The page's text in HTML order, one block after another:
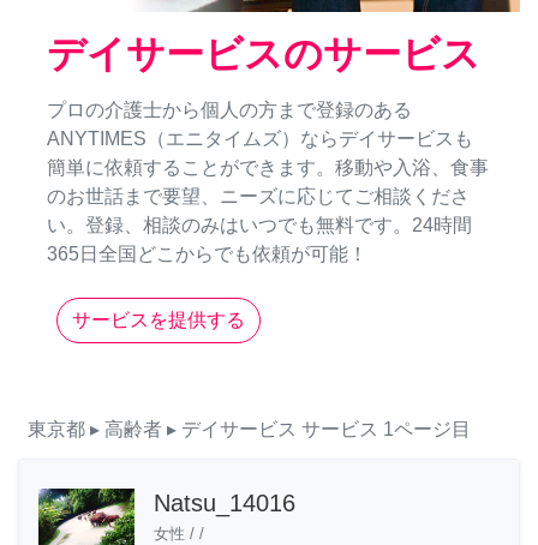
デイサービスのサービス
プロの介護士から個人の方まで登録のある
ANYTIMES（エニタイムズ）ならデイサービスも
簡単に依頼することができます。移動や入浴、食事
のお世話まで要望、ニーズに応じてご相談くださ
い。登録、相談のみはいつでも無料です。24時間
365日全国どこからでも依頼が可能！
サービスを提供する
東京都 ▸ 高齢者 ▸ デイサービス サービス 1ページ目
Natsu_14016
女性 / /